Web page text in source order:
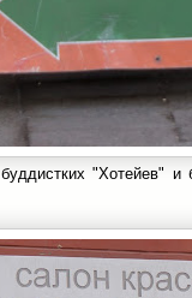
"Хотейев"